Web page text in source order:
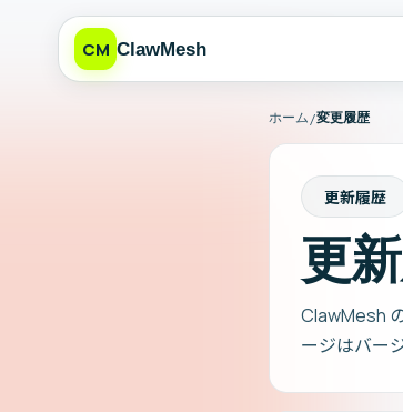
CM ClawMesh
ホーム /変更履歴
更新履歴
更
ClawMesh
ージはバー